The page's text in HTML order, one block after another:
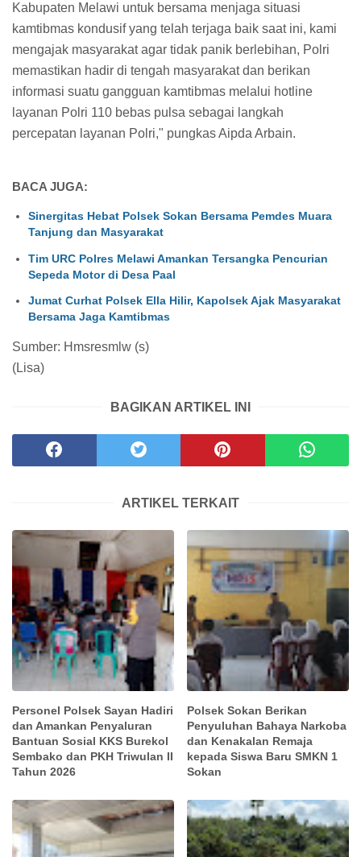
Kabupaten Melawi untuk bersama menjaga situasi
kamtibmas kondusif yang telah terjaga baik saat ini, kami
mengajak masyarakat agar tidak panik berlebihan, Polri
memastikan hadir di tengah masyarakat dan berikan
informasi suatu gangguan kamtibmas melalui hotline
layanan Polri 110 bebas pulsa sebagai langkah
percepatan layanan Polri," pungkas Aipda Arbain.
BACA JUGA:
Sinergitas Hebat Polsek Sokan Bersama Pemdes Muara
Tanjung dan Masyarakat
Tim URC Polres Melawi Amankan Tersangka Pencurian
Sepeda Motor di Desa Paal
Jumat Curhat Polsek Ella Hilir, Kapolsek Ajak Masyarakat
Bersama Jaga Kamtibmas
Sumber: Hmsresmlw (s)
(Lisa)
BAGIKAN ARTIKEL INI
ARTIKEL TERKAIT
Personel Polsek Sayan Hadiri
dan Amankan Penyaluran
Bantuan Sosial KKS Burekol
Sembako dan PKH Triwulan II
Tahun 2026
Polsek Sokan Berikan
Penyuluhan Bahaya Narkoba
dan Kenakalan Remaja
kepada Siswa Baru SMKN 1
Sokan